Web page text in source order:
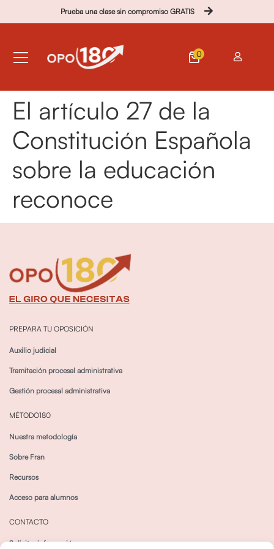
Prueba una clase sin compromiso GRATIS
0
El artículo 27 de la
Constitución Española
sobre la educación
reconoce
PREPARA TU OPOSICIÓN
Auxilio judicial
Tramitación procesal administrativa
Gestión procesal administrativa
MÉTODO180
Nuestra metodología
Sobre Fran
Recursos
Acceso para alumnos
CONTACTO
Solicitar información